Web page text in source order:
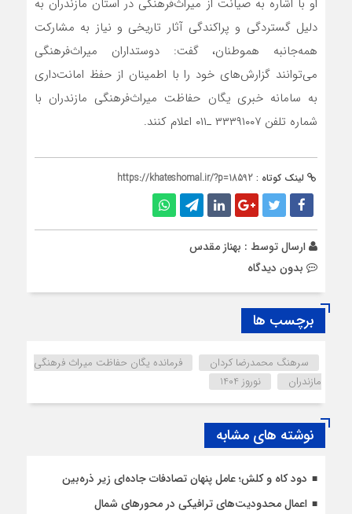
او با اشاره به صیانت از میراث‌فرهنگی در استان مازندران به
دلیل گستردگی و پراکندگی آثار تاریخی و نیاز به مشارکت
همه‌جانبه هموطنان، گفت: دوستداران میراث‌فرهنگی
می‌توانند گزارش‌های خود را با اطمینان از حفظ امانت‌داری
به سامانه خبری یگان حفاظت میراث‌فرهنگی مازندران با
شماره‌ تلفن ۳۳۳۹۱۰۰۷ ـ۰۱۱ اعلام کنند.
لینک کوتاه : https://khateshomal.ir/?p=18592
ارسال توسط : بهناز مقدس
بدون دیدگاه
برچسب ها
سرهنگ محمدرضا کردان
فرمانده یگان حفاظت میراث فرهنگی
مازندران
نوروز 1404
نوشته های مشابه
دود کاه و کلش؛ عامل پنهان تصادفات جاده‌ای زیر ذره‌بین
اعمال محدودیت‌‌های ترافیکی در محورهای شمال